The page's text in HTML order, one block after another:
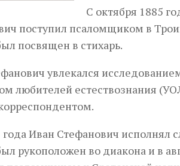
С октября 1885
поступил псаломщиком в
посвящен в стихарь.
увлекался
любителей естествознания
Иван Стефанович исполнял
рукоположен во диакона и в